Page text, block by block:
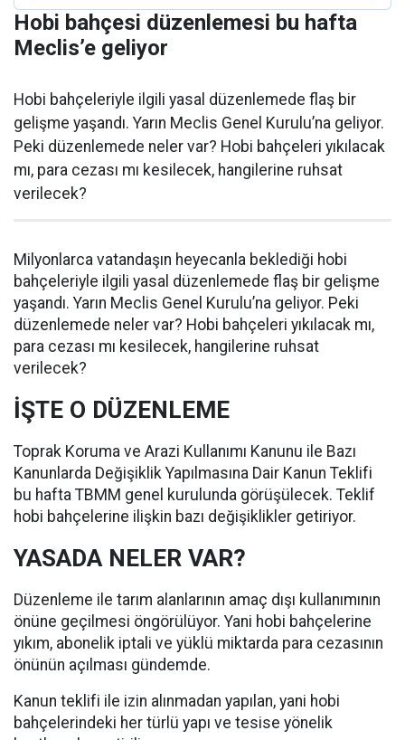
Hobi bahçesi düzenlemesi bu hafta
Meclis’e geliyor
Hobi bahçeleriyle ilgili yasal düzenlemede flaş bir
gelişme yaşandı. Yarın Meclis Genel Kurulu’na geliyor.
Peki düzenlemede neler var? Hobi bahçeleri yıkılacak
mı, para cezası mı kesilecek, hangilerine ruhsat
verilecek?
Milyonlarca vatandaşın heyecanla beklediği hobi
bahçeleriyle ilgili yasal düzenlemede flaş bir gelişme
yaşandı. Yarın Meclis Genel Kurulu’na geliyor. Peki
düzenlemede neler var? Hobi bahçeleri yıkılacak mı,
para cezası mı kesilecek, hangilerine ruhsat
verilecek?
İŞTE O DÜZENLEME
Toprak Koruma ve Arazi Kullanımı Kanunu ile Bazı
Kanunlarda Değişiklik Yapılmasına Dair Kanun Teklifi
bu hafta TBMM genel kurulunda görüşülecek. Teklif
hobi bahçelerine ilişkin bazı değişiklikler getiriyor.
YASADA NELER VAR?
Düzenleme ile tarım alanlarının amaç dışı kullanımının
önüne geçilmesi öngörülüyor. Yani hobi bahçelerine
yıkım, abonelik iptali ve yüklü miktarda para cezasının
önünün açılması gündemde.
Kanun teklifi ile izin alınmadan yapılan, yani hobi
bahçelerindeki her türlü yapı ve tesise yönelik